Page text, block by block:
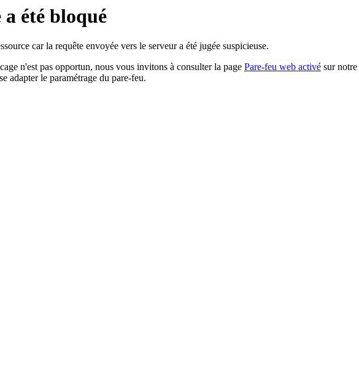
a été bloqué
car la requête envoyée vers le serveur a été jugée suspicieuse.
n'est pas opportun, nous vous invitons à consulter la page Pare-feu web activé sur
adapter le paramétrage du pare-feu.